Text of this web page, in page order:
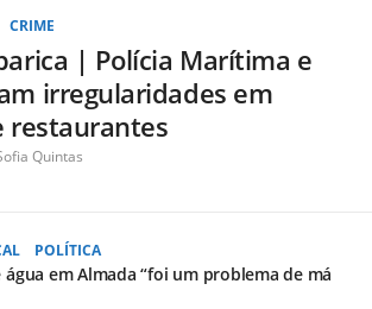
CRIME
| Polícia Marítima e
irregularidades em
restaurantes
Quintas
POLÍTICA
em Almada “foi um problema de má